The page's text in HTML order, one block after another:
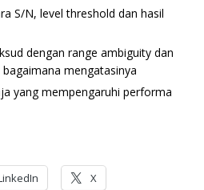
S/N, level threshold dan hasil
dengan range ambiguity dan
mengatasinya
yang mempengaruhi performa
X